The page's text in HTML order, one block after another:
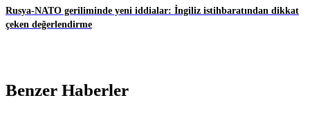
Rusya-NATO geriliminde yeni iddialar: İngiliz istihbaratından dikkat
çeken değerlendirme
Benzer Haberler